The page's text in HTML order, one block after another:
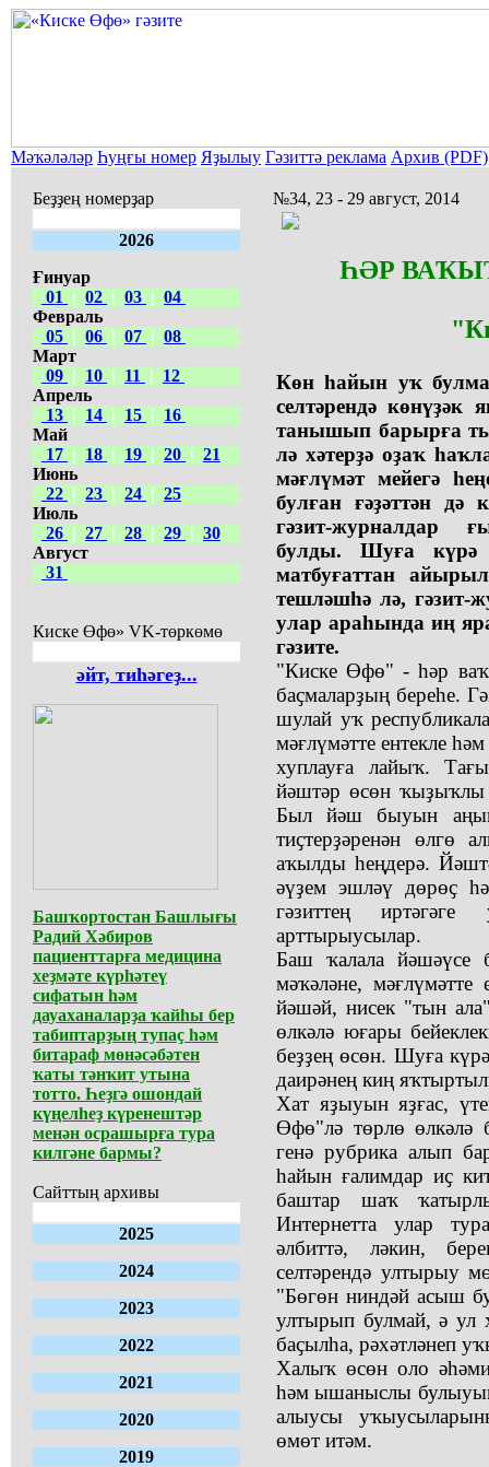
Мәҡәләләр Һуңғы номер Яҙылыу Гәзиттә реклама Архив (PDF)
Беҙҙең номерҙар
2026
Ғинуар
01
| 02 | 03 | 04
Февраль
05 | 06 | 07 | 08
Март
09 | 10 | 11 |
12
Апрель
13 | 14 | 15 |
16
Май
17 | 18 | 19 | 20 | 21
Июнь
22 | 23 | 24 | 25
Июль
26 | 27 | 28 | 29 | 30
Август
31
Киске Өфө» VK-төркөмө
әйт, тиһәгеҙ...
Башҡортостан Башлығы
Радий Хәбиров
пациенттарға медицина
хеҙмәте күрһәтеү
сифатын һәм
дауаханаларҙа ҡайһы бер
табиптарҙың тупаҫ һәм
битараф мөнәсәбәтен
ҡаты тәнҡит утына
тотто. Һеҙгә ошондай
күңелһеҙ күренештәр
менән осрашырға тура
килгәне бармы?
Сайттың архивы
2025
2024
2023
2022
2021
2020
2019
№34, 23 - 29 август, 2014
ҺӘР
Көн һайын уҡ
селтәрендә көнүҙәк
танышып барырға
лә хәтерҙә оҙаҡ
мәғлүмәт мейегә
булған ғәҙәттән дә
гәзит-журналдар
булды. Шуға күрә
матбуғаттан
тешләшһә лә, гәзит-
улар араһында иң
гәзите.
"Киске Өфө" - һәр
баҫмаларҙың береһе.
шулай уҡ
мәғлүмәтте ентекле
хуплауға лайыҡ.
йәштәр өсөн
Был йәш быуын
тиҫтерҙәренән өлгө
аҡылды һеңдерә.
әүҙем эшләү дөрөҫ
гәзиттең
арттырыусылар.
Баш ҡалала йәшәүсе
мәҡәләне,
йәшәй, нисек "тын
өлкәлә юғары
беҙҙең өсөн. Шуға
даирәнең киң
Хат яҙыуын яҙғас,
Өфө"лә төрлө өлкәлә
генә рубрика алып
һайын ғалимдар иҫ
баштар шаҡ
Интернетта улар
әлбиттә, ләкин,
селтәрендә ултырыу
"Бөгөн ниндәй асыш
ултырып булмай, ә ул
баҫылһа, рәхәтләнеп
Халыҡ өсөн оло
һәм ышаныслы
алыусы
өмөт итәм.